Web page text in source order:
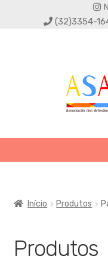
(32)3354-
Início Produtos
Produtos